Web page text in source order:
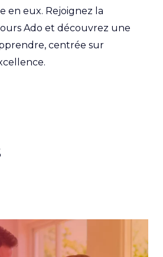
en eux. Rejoignez la
Ado et découvrez une
centrée sur